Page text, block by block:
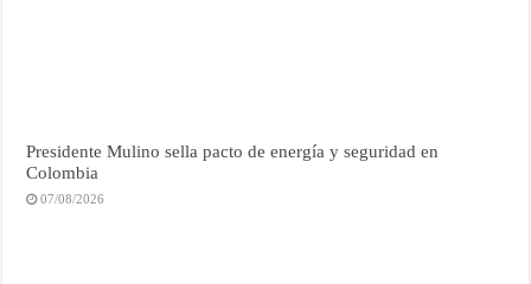
Presidente Mulino sella pacto de energía y seguridad en
Colombia
07/08/2026